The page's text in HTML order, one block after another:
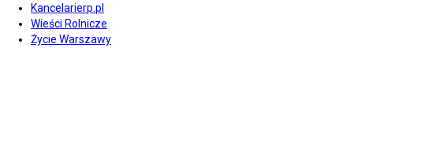
Kancelarierp.pl
Wieści Rolnicze
Życie Warszawy